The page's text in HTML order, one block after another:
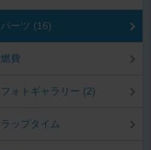
パーツ (16)
燃費
フォトギャラリー (2)
ラップタイム